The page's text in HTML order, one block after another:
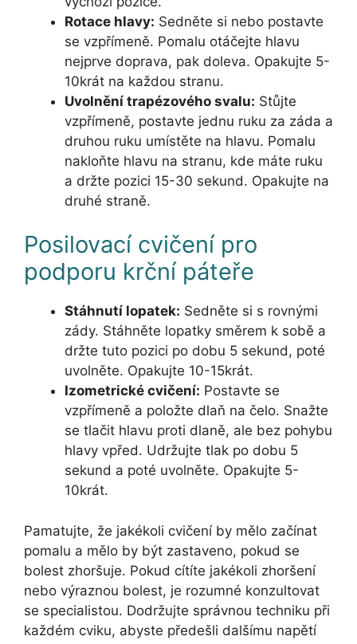
Rotace hlavy: Sedněte si nebo postavte
se vzpřímeně. Pomalu otáčejte hlavu
nejprve doprava, pak doleva. Opakujte 5-
10krát na každou stranu.
Uvolnění trapézového svalu: Stůjte
vzpřímeně, postavte jednu ruku za záda a
druhou ruku umístěte na hlavu. Pomalu
nakloňte hlavu na stranu, kde máte ruku
a držte pozici 15-30 sekund. Opakujte na
druhé straně.
Posilovací cvičení pro
podporu krční páteře
Stáhnutí lopatek: Sedněte si s rovnými
zády. Stáhněte lopatky směrem k sobě a
držte tuto pozici po dobu 5 sekund, poté
uvolněte. Opakujte 10-15krát.
Izometrické cvičení: Postavte se
vzpřímeně a položte dlaň na čelo. Snažte
se tlačit hlavu proti dlaně, ale bez pohybu
hlavy vpřed. Udržujte tlak po dobu 5
sekund a poté uvolněte. Opakujte 5-
10krát.
Pamatujte, že jakékoli cvičení by mělo začínat
pomalu a mělo by být zastaveno, pokud se
bolest zhoršuje. Pokud cítíte jakékoli zhoršení
nebo výraznou bolest, je rozumné konzultovat
se specialistou. Dodržujte správnou techniku při
každém cviku, abyste předešli dalšímu napětí